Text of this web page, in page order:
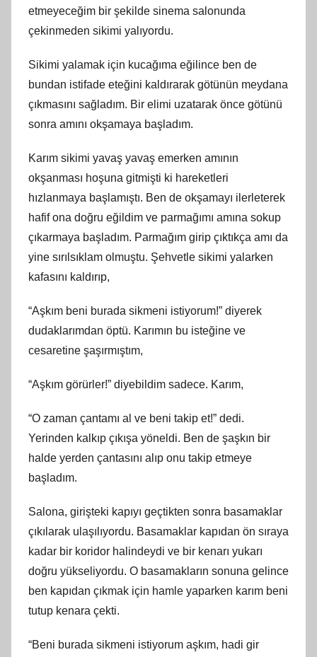
etmeyeceğim bir şekilde sinema salonunda
çekinmeden sikimi yalıyordu.
Sikimi yalamak için kucağıma eğilince ben de
bundan istifade eteğini kaldırarak götünün meydana
çıkmasını sağladım. Bir elimi uzatarak önce götünü
sonra amını okşamaya başladım.
Karım sikimi yavaş yavaş emerken amının
okşanması hoşuna gitmişti ki hareketleri
hızlanmaya başlamıştı. Ben de okşamayı ilerleterek
hafif ona doğru eğildim ve parmağımı amına sokup
çıkarmaya başladım. Parmağım girip çıktıkça amı da
yine sırılsıklam olmuştu. Şehvetle sikimi yalarken
kafasını kaldırıp,
“Aşkım beni burada sikmeni istiyorum!” diyerek
dudaklarımdan öptü. Karımın bu isteğine ve
cesaretine şaşırmıştım,
“Aşkım görürler!” diyebildim sadece. Karım,
“O zaman çantamı al ve beni takip et!” dedi.
Yerinden kalkıp çıkışa yöneldi. Ben de şaşkın bir
halde yerden çantasını alıp onu takip etmeye
başladım.
Salona, girişteki kapıyı geçtikten sonra basamaklar
çıkılarak ulaşılıyordu. Basamaklar kapıdan ön sıraya
kadar bir koridor halindeydi ve bir kenarı yukarı
doğru yükseliyordu. O basamakların sonuna gelince
ben kapıdan çıkmak için hamle yaparken karım beni
tutup kenara çekti.
“Beni burada sikmeni istiyorum aşkım, hadi gir